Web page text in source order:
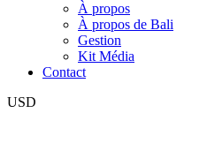
À propos
À propos de Bali
Gestion
Kit Média
Contact
USD